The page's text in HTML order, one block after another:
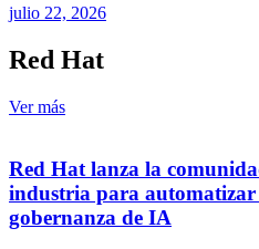
Red Hat
Red Hat lanza la
industria para automatizar
gobernanza de IA